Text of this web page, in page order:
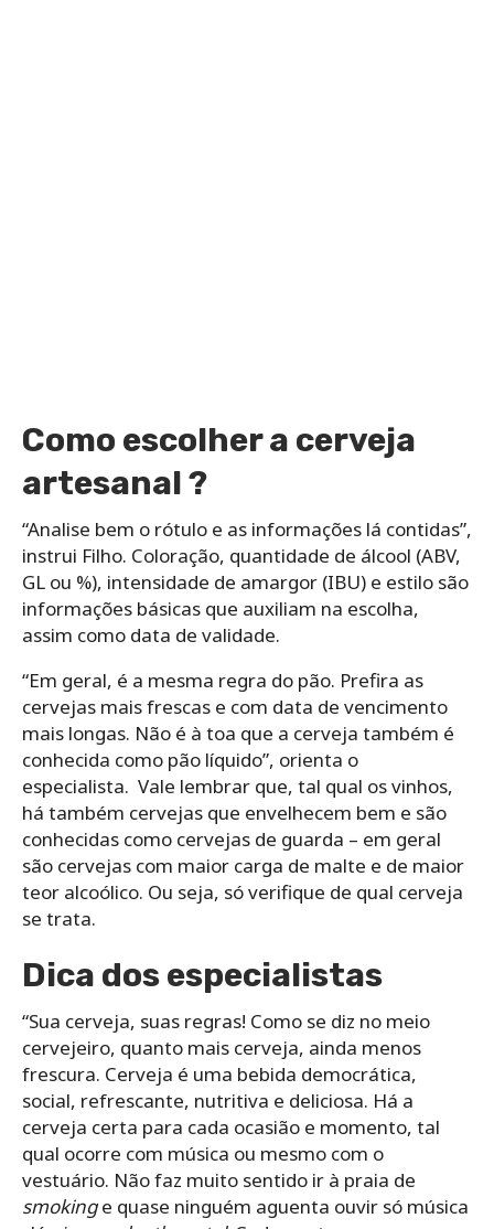
Como escolher a cerveja
artesanal ?
“Analise bem o rótulo e as informações lá contidas”,
instrui Filho. Coloração, quantidade de álcool (ABV,
GL ou %), intensidade de amargor (IBU) e estilo são
informações básicas que auxiliam na escolha,
assim como data de validade.
“Em geral, é a mesma regra do pão. Prefira as
cervejas mais frescas e com data de vencimento
mais longas. Não é à toa que a cerveja também é
conhecida como pão líquido”, orienta o
especialista. Vale lembrar que, tal qual os vinhos,
há também cervejas que envelhecem bem e são
conhecidas como cervejas de guarda – em geral
são cervejas com maior carga de malte e de maior
teor alcoólico. Ou seja, só verifique de qual cerveja
se trata.
Dica dos especialistas
“Sua cerveja, suas regras! Como se diz no meio
cervejeiro, quanto mais cerveja, ainda menos
frescura. Cerveja é uma bebida democrática,
social, refrescante, nutritiva e deliciosa. Há a
cerveja certa para cada ocasião e momento, tal
qual ocorre com música ou mesmo com o
vestuário. Não faz muito sentido ir à praia de
smokinge quase ninguém aguenta ouvir só música